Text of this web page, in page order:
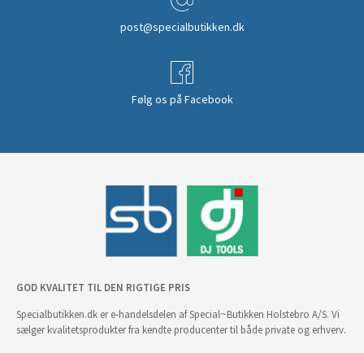
post@specialbutikken.dk
Følg os på Facebook
GOD KVALITET TIL DEN RIGTIGE PRIS
Specialbutikken.dk er e-handelsdelen af Special~Butikken Holstebro A/S. Vi
sælger kvalitetsprodukter fra kendte producenter til både private og erhverv.